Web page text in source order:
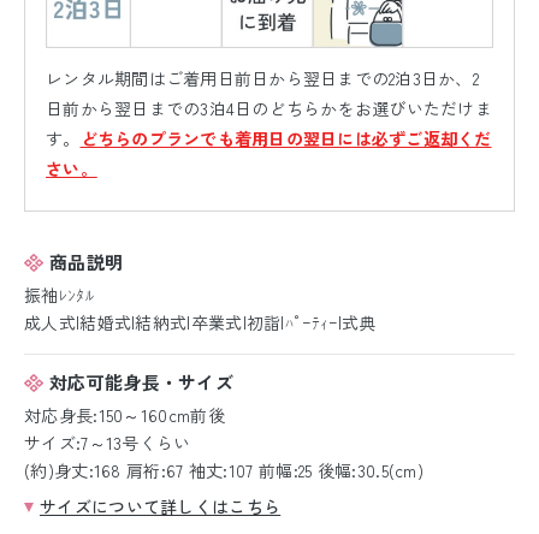
レンタル期間はご着用日前日から翌日までの2泊3日か、2
日前から翌日までの3泊4日のどちらかをお選びいただけま
す。
どちらのプランでも着用日の翌日には必ずご返却くだ
さい。
商品説明
振袖ﾚﾝﾀﾙ
成人式|結婚式|結納式|卒業式|初詣|ﾊﾟｰﾃｨｰ|式典
対応可能身長・サイズ
対応身長:150～160cm前後
サイズ:7～13号くらい
(約)身丈:168 肩裄:67 袖丈:107 前幅:25 後幅:30.5(cm)
サイズについて詳しくはこちら